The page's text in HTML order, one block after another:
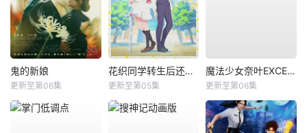
鬼的新娘
更新至第06集
花织同学转生后还是想干架
更新至第05集
魔法少女奈叶EXCEEDS Gun Blaze Vengeance
更新至第06集